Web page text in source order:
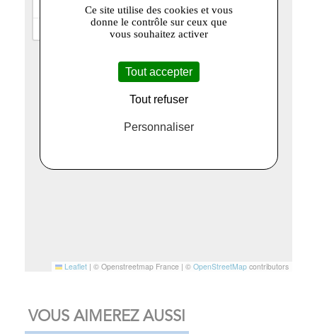
Leaflet | © Openstreetmap France | © OpenStreetMap contributors
VOUS AIMEREZ AUSSI
Ce site utilise des cookies et vous
donne le contrôle sur ceux que
vous souhaitez activer
Tout accepter
Tout refuser
Personnaliser